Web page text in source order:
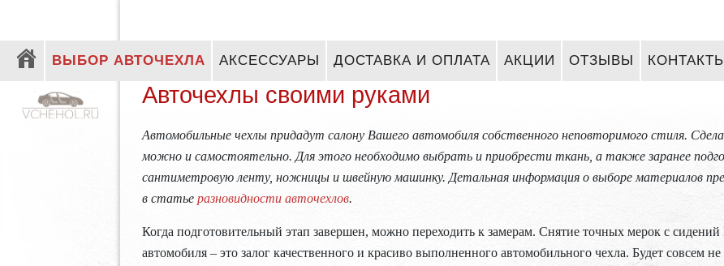
ВЫБОР АВТОЧЕХЛА АКСЕССУАРЫ ДОСТАВКА И ОПЛАТА АКЦИИ ОТЗЫВЫ
Авточехлы своими руками
Автомобильные чехлы придадут салону Вашего автомобиля собственного неповторимого стиля.
можно и самостоятельно. Для этого необходимо выбрать и приобрести ткань, а также заранее
сантиметровую ленту, ножницы и швейную машинку. Детальная информация о выборе материалов
в статье разновидности авточехлов.
Когда подготовительный этап завершен, можно переходить к замерам. Снятие точных мерок с
автомобиля – это залог качественного и красиво выполненного автомобильного чехла. Будет совсем